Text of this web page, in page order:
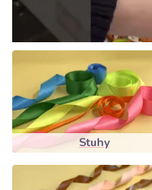
Stuhy